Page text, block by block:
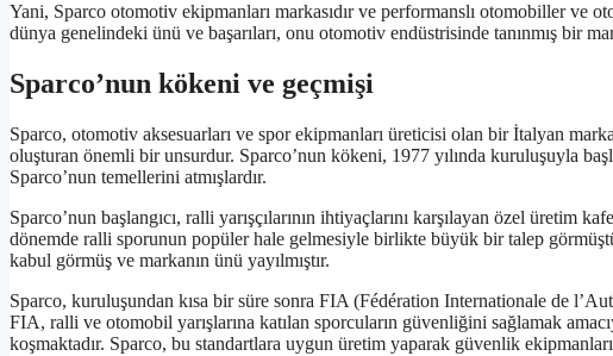
Yani, Sparco otomotiv ekipmanları markasıdır ve performanslı otomobiller ve
dünya genelindeki ünü ve başarıları, onu otomotiv endüstrisinde tanınmış bir
Sparco’nun kökeni ve geçmişi
Sparco, otomotiv aksesuarları ve spor ekipmanları üreticisi olan bir İtalyan
oluşturan önemli bir unsurdur. Sparco’nun kökeni, 1977 yılında kuruluşuyla
Sparco’nun temellerini atmışlardır.
Sparco’nun başlangıcı, ralli yarışçılarının ihtiyaçlarını karşılayan özel
dönemde ralli sporunun popüler hale gelmesiyle birlikte büyük bir talep
kabul görmüş ve markanın ünü yayılmıştır.
Sparco, kuruluşundan kısa bir süre sonra FIA (Fédération Internationale de
FIA, ralli ve otomobil yarışlarına katılan sporcuların güvenliğini sağlamak
koşmaktadır. Sparco, bu standartlara uygun üretim yaparak güvenlik ekipmanları